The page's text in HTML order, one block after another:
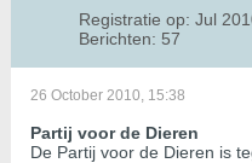
Registratie op: Jul
Berichten: 57
26 October 2010, 15:38
Partij voor de Dieren
De Partij voor de Dieren is